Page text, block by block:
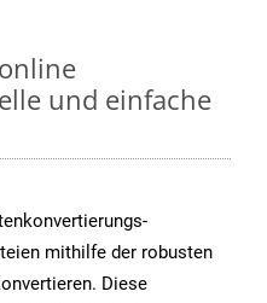
und einfache
mithilfe der robusten
Diese